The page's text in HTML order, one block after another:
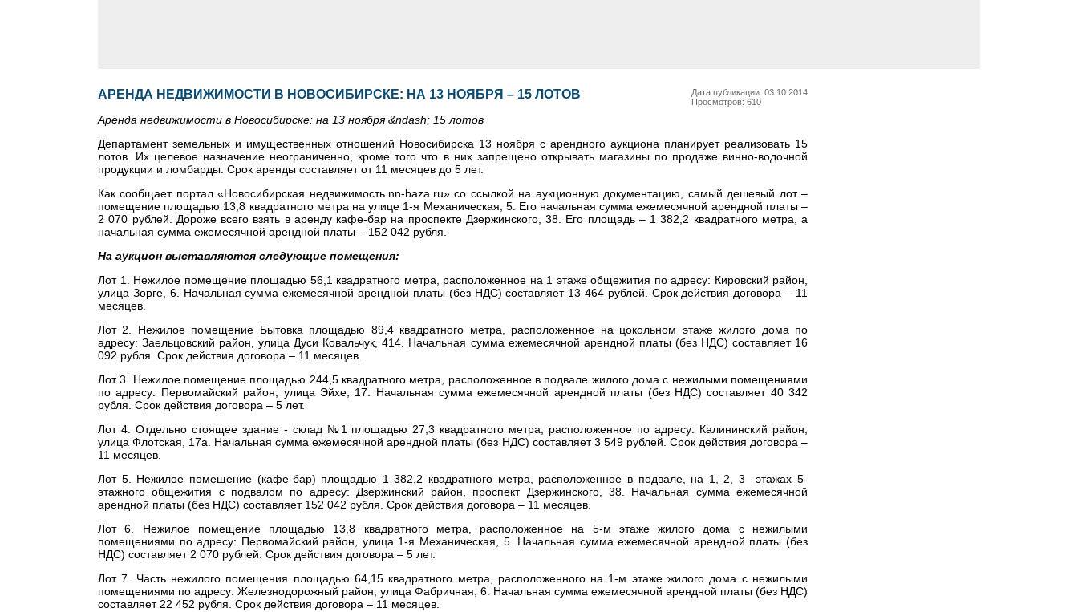
Дата публикации: 03.10.2014
Просмотров: 610
АРЕНДА НЕДВИЖИМОСТИ В НОВОСИБИРСКЕ: НА 13 НОЯБРЯ – 15 ЛОТОВ
Аренда недвижимости в Новосибирске: на 13 ноября &ndash; 15 лотов
Департамент земельных и имущественных отношений Новосибирска 13 ноября с арендного аукциона планирует реализовать 15
лотов. Их целевое назначение неограниченно, кроме того что в них запрещено открывать магазины по продаже винно-водочной
продукции и ломбарды. Срок аренды составляет от 11 месяцев до 5 лет.
Как сообщает портал «Новосибирская недвижимость.nn-baza.ru» со ссылкой на аукционную документацию, самый дешевый лот –
помещение площадью 13,8 квадратного метра на улице 1-я Механическая, 5. Его начальная сумма ежемесячной арендной платы –
2 070 рублей. Дороже всего взять в аренду кафе-бар на проспекте Дзержинского, 38. Его площадь – 1 382,2 квадратного метра, а
начальная сумма ежемесячной арендной платы – 152 042 рубля.
На аукцион выставляются следующие помещения:
Лот 1. Нежилое помещение площадью 56,1 квадратного метра, расположенное на 1 этаже общежития по адресу: Кировский район,
улица Зорге, 6. Начальная сумма ежемесячной арендной платы (без НДС) составляет 13 464 рублей. Срок действия договора – 11
месяцев.
Лот 2. Нежилое помещение Бытовка площадью 89,4 квадратного метра, расположенное на цокольном этаже жилого дома по
адресу: Заельцовский район, улица Дуси Ковальчук, 414. Начальная сумма ежемесячной арендной платы (без НДС) составляет 16
092 рубля. Срок действия договора – 11 месяцев.
Лот 3. Нежилое помещение площадью 244,5 квадратного метра, расположенное в подвале жилого дома c нежилыми помещениями
по адресу: Первомайский район, улица Эйхе, 17. Начальная сумма ежемесячной арендной платы (без НДС) составляет 40 342
рубля. Срок действия договора – 5 лет.
Лот 4. Отдельно стоящее здание - склад №1 площадью 27,3 квадратного метра, расположенное по адресу: Калининский район,
улица Флотская, 17а. Начальная сумма ежемесячной арендной платы (без НДС) составляет 3 549 рублей. Срок действия договора –
11 месяцев.
Лот 5. Нежилое помещение (кафе-бар) площадью 1 382,2 квадратного метра, расположенное в подвале, на 1, 2, 3 этажах 5-
этажного общежития с подвалом по адресу: Дзержинский район, проспект Дзержинского, 38. Начальная сумма ежемесячной
арендной платы (без НДС) составляет 152 042 рубля. Срок действия договора – 11 месяцев.
Лот 6. Нежилое помещение площадью 13,8 квадратного метра, расположенное на 5-м этаже жилого дома c нежилыми
помещениями по адресу: Первомайский район, улица 1-я Механическая, 5. Начальная сумма ежемесячной арендной платы (без
НДС) составляет 2 070 рублей. Срок действия договора – 5 лет.
Лот 7. Часть нежилого помещения площадью 64,15 квадратного метра, расположенного на 1-м этаже жилого дома c нежилыми
помещениями по адресу: Железнодорожный район, улица Фабричная, 6. Начальная сумма ежемесячной арендной платы (без НДС)
составляет 22 452 рубля. Срок действия договора – 11 месяцев.